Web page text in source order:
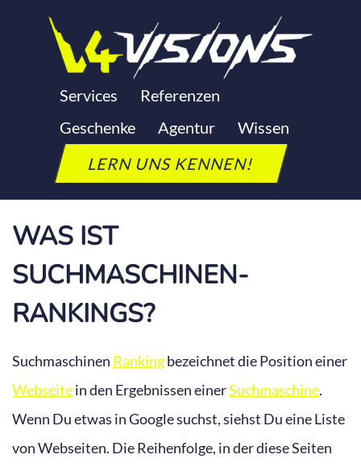
Services
Referenzen
Geschenke
Agentur
Wissen
LERN UNS KENNEN!
SUCHMASCHINEN
RANKING
Letzte Aktualisierung: 24. September 2025
WAS IST
SUCHMASCHINEN-
RANKINGS?
Suchmaschinen Rankingbezeichnet die Position einer
Webseitein den Ergebnissen einerSuchmaschine.
Wenn Du etwas in Google suchst, siehst Du eine Liste
von Webseiten. Die Reihenfolge, in der diese Seiten